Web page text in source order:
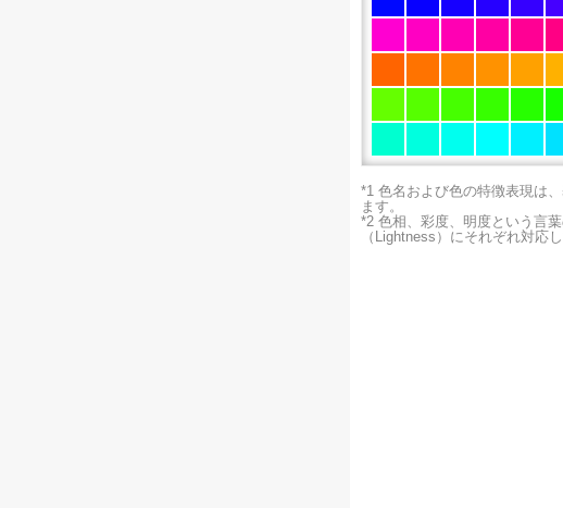
*1 色名および色の特徴表現は
ます。
*2 色相、彩度、明度という言葉
（Lightness）にそれぞれ対応し